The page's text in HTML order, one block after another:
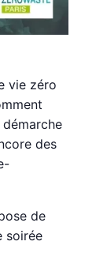
vie zéro
des
de
soirée